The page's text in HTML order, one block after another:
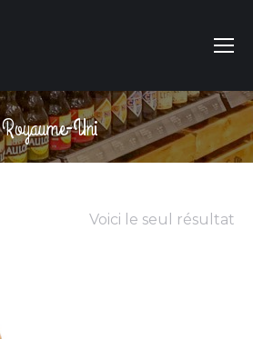
Royaume-Uni
Vous êtes ici :
Voici le seul résultat